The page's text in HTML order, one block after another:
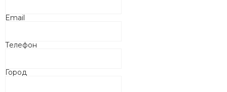
Email
Телефон
Город